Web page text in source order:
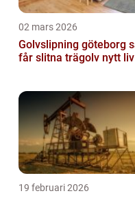
02 mars 2026
Golvslipning göteborg så
får slitna trägolv nytt liv
19 februari 2026